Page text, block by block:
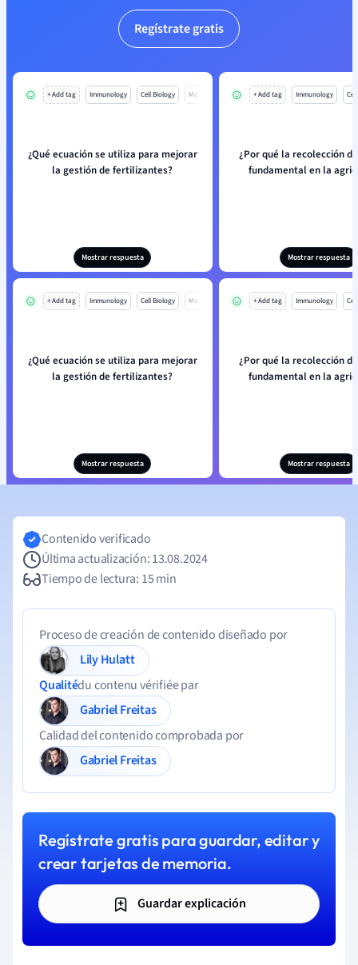
Regístrate gratis
+ Add tag Immunology Cell Biology Mo
¿Qué ecuación se utiliza para mejorar
la gestión de fertilizantes?
Mostrar respuesta
+ Add tag Immunology
¿Por qué la recolección
fundamental en la
Mostrar respuesta
+ Add tag Immunology Cell Biology Mo
¿Qué ecuación se utiliza para mejorar
la gestión de fertilizantes?
Mostrar respuesta
+ Add tag Immunology
¿Por qué la recolección
fundamental en la
Mostrar respuesta
Contenido verificado
Última actualización: 13.08.2024
Tiempo de lectura: 15 min
Proceso de creación de contenido diseñado por
Lily Hulatt
Qualitédu contenu vérifiée par
Gabriel Freitas
Calidad del contenido comprobada por
Gabriel Freitas
Regístrate gratis para guardar, editar y
crear tarjetas de memoria.
Guardar explicación